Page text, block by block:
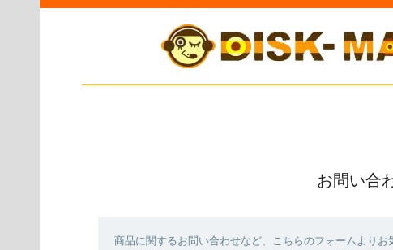
お問い合
商品に関するお問い合わせなど、こちらのフォームよりお